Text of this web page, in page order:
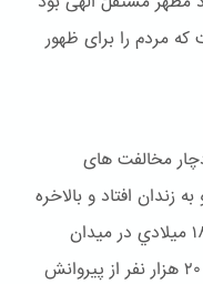
مردم را برای ظهور
مخالفت های
زندان افتاد و بالاخره
کمتر از شش سال بعد در ۹ جولای ۱۸۵۰ ميلادي در میدان
عمومی شهر تبریز شهید شد و بیش از ۲۰ هزار نفر از پیروانش